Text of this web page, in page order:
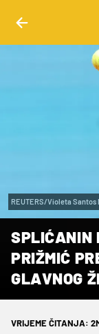
REUTERS/Violeta Santos
SPLIĆANIN
PRIŽMIĆ
GLAVNOG
VRIJEME ČITANJA: